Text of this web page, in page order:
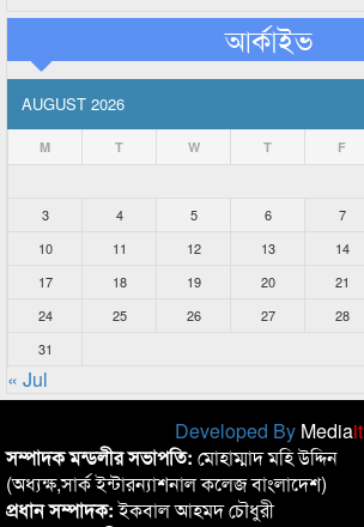
আর্কাইভ
AUGUST 2026
M T W T F
3
4 5 6 7
10
11 12 13 14
17
18 19 20 21
24
25 26 27 28
31
« Jul
Developed By Mediait
সম্পাদক মন্ডলীর সভাপতি: মোহাম্মাদ মহি উদ্দিন
(অধ্যক্ষ,সার্ক ইন্টারন্যাশনাল কলেজ বাংলাদেশ)
প্রধান সম্পাদক:ইকবাল আহমদ চৌধুরী